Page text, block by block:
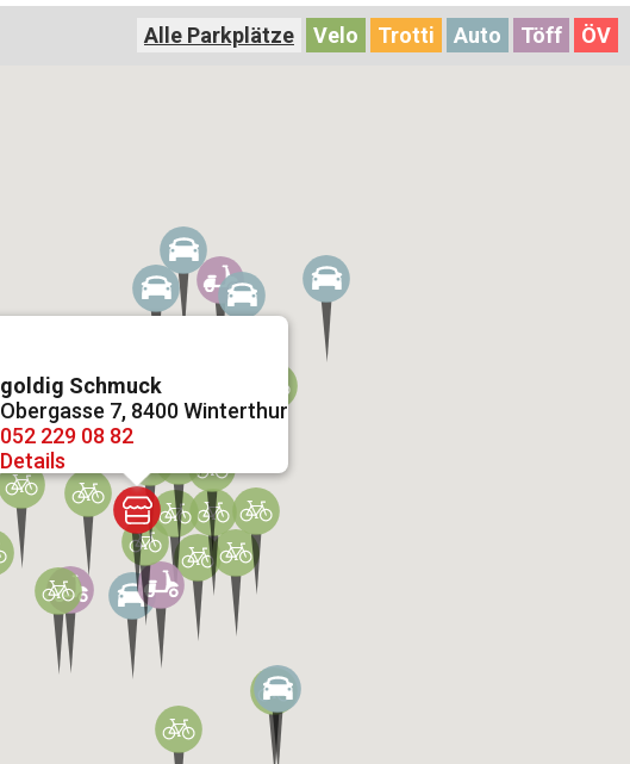
Alle Parkplätze Velo Trotti Auto Töff ÖV
goldig Schmuck
Obergasse 7, 8400 Winterthur
052 229 08 82
Details